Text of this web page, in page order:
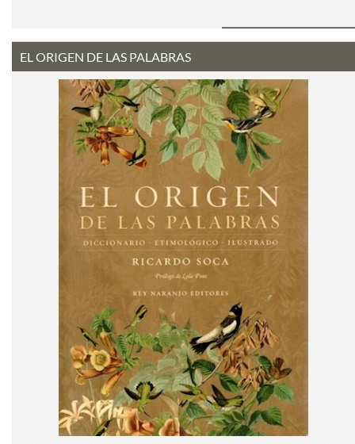
EL ORIGEN DE LAS PALABRAS